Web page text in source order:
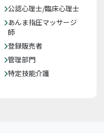
公認心理士/臨床心理士
あんま指圧マッサージ
師
登録販売者
管理部門
特定技能介護